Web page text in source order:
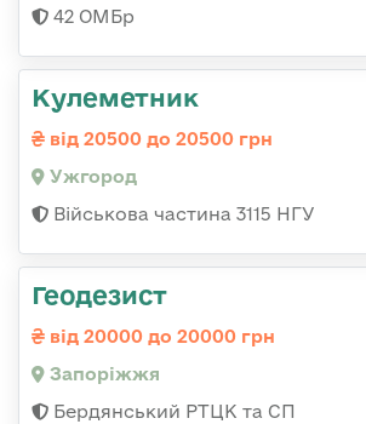
42 ОМБр
Кулеметник
від 20500 до 20500 грн
Ужгород
Військова частина 3115 НГУ
Геодезист
від 20000 до 20000 грн
Запоріжжя
Бердянський РТЦК та СП